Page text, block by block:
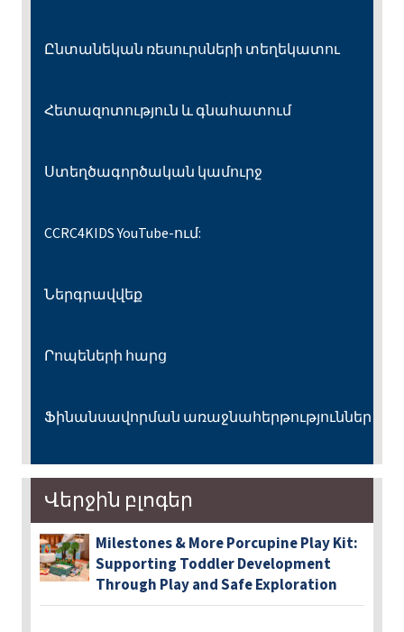
Ընտանեկան ռեսուրսների տեղեկատու
Հետազոտություն և գնահատում
Ստեղծագործական կամուրջ
CCRC4KIDS YouTube-ում:
Ներգրավվեք
Րոպեների հարց
Ֆինանսավորման առաջնահերթություններ
Վերջին բլոգեր
Milestones & More Porcupine Play Kit:
Supporting Toddler Development
Through Play and Safe Exploration